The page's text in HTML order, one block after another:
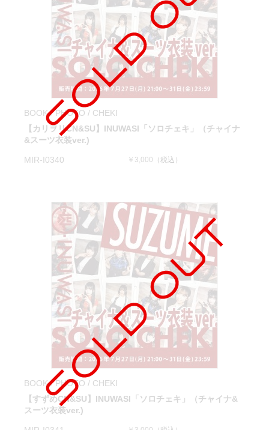
BOOK / PHOTO / CHEKI
【カリヲリCN&SU】INUWASI「ソロチェキ」（チャイナ
&スーツ衣装ver.)
MIR-I0340 ￥3,000 （税込）
BOOK / PHOTO / CHEKI
【すずめCN&SU】INUWASI「ソロチェキ」（チャイナ&
スーツ衣装ver.)